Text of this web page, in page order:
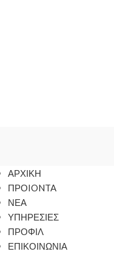
ΑΡΧΙΚΗ
ΠΡΟIONTA
ΝΕΑ
ΥΠΗΡΕΣΙΕΣ
ΠΡΟΦΙΛ
ΕΠΙΚΟΙΝΩΝΙΑ